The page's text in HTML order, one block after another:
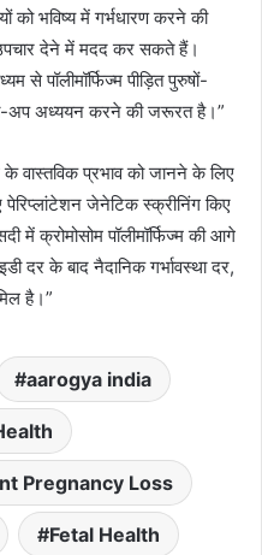
को भविष्य में गर्भधारण करने की
देने में मदद कर सकते हैं।
से पॉलीमॉर्फिज्म पीड़ित पुरुषों-
अप अध्ययन करने की जरूरत है।”
वास्तविक प्रभाव को जानने के लिए
पेरिप्लांटेशन जेनेटिक स्क्रीनिंग किए
क्रोमोसोम पॉलीमॉर्फिज्म की आगे
दर के बाद नैदानिक गर्भावस्था दर,
है।”
aarogya india
Pregnancy Loss
Fetal Health